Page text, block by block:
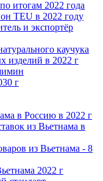
итогам 2022 года
TEU в 2022 году
и экспортёр
каучука
изделий в 2022 г
г
в Россию в 2022 г
из Вьетнама в
из Вьетнама - 8
2022 г